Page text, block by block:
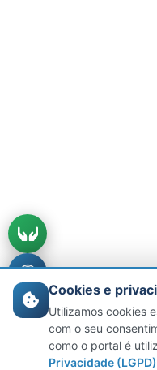
Cookies e
Utilizamos cookies
com o seu
como o portal é
Privacidade (LGPD)